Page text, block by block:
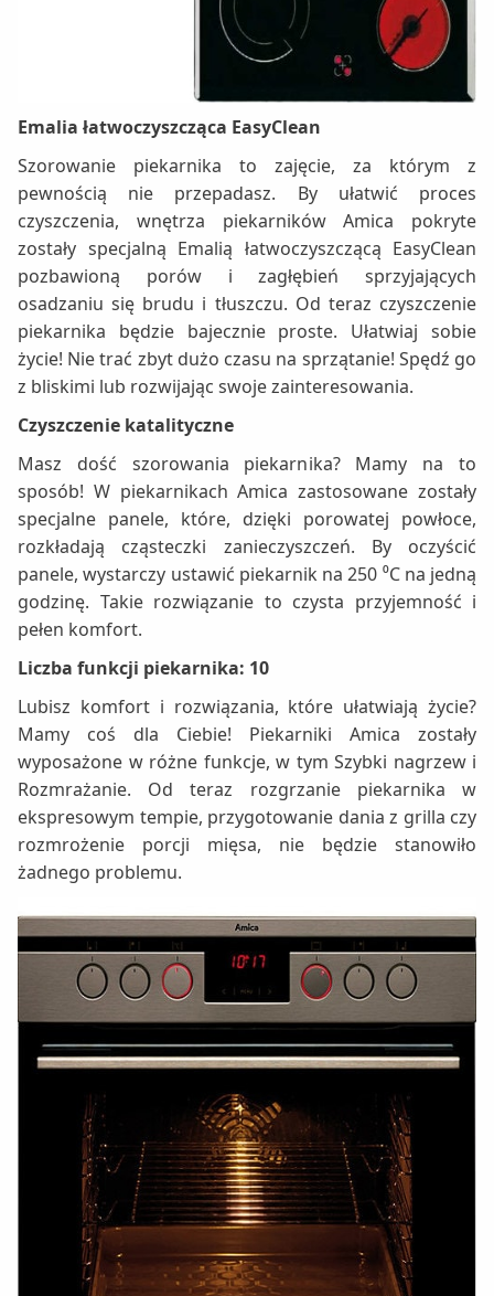
Emalia łatwoczyszcząca EasyClean
Szorowanie piekarnika to zajęcie, za którym z
pewnością nie przepadasz. By ułatwić proces
czyszczenia, wnętrza piekarników Amica pokryte
zostały specjalną Emalią łatwoczyszczącą EasyClean
pozbawioną porów i zagłębień sprzyjających
osadzaniu się brudu i tłuszczu. Od teraz czyszczenie
piekarnika będzie bajecznie proste. Ułatwiaj sobie
życie! Nie trać zbyt dużo czasu na sprzątanie! Spędź go
z bliskimi lub rozwijając swoje zainteresowania.
Czyszczenie katalityczne
Masz dość szorowania piekarnika? Mamy na to
sposób! W piekarnikach Amica zastosowane zostały
specjalne panele, które, dzięki porowatej powłoce,
rozkładają cząsteczki zanieczyszczeń. By oczyścić
panele, wystarczy ustawić piekarnik na 250 ⁰C na jedną
godzinę. Takie rozwiązanie to czysta przyjemność i
pełen komfort.
Liczba funkcji piekarnika: 10
Lubisz komfort i rozwiązania, które ułatwiają życie?
Mamy coś dla Ciebie! Piekarniki Amica zostały
wyposażone w różne funkcje, w tym Szybki nagrzew i
Rozmrażanie. Od teraz rozgrzanie piekarnika w
ekspresowym tempie, przygotowanie dania z grilla czy
rozmrożenie porcji mięsa, nie będzie stanowiło
żadnego problemu.